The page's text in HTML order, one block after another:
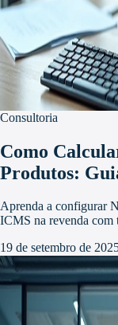
Consultoria
Como
Produtos:
Aprenda a configurar
ICMS na revenda com
19 de setembro de